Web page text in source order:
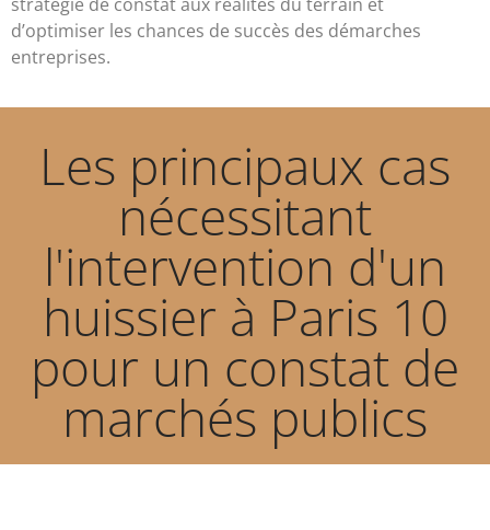
d’optimiser les chances de succès des démarches
entreprises.
Les principaux cas
nécessitant
l'intervention d'un
huissier à Paris 10
pour un constat de
marchés publics